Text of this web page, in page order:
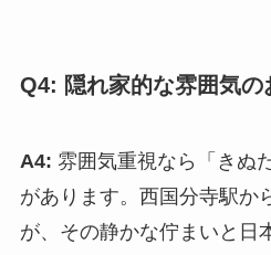
Q4: 隠れ家的な雰囲気の
A4: 雰囲気重視なら「きぬ
があります。西国分寺駅か
が、その静かな佇まいと日